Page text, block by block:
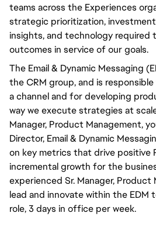
teams across the Experiences
strategic prioritization,
insights, and technology required
outcomes in service of our goals.
The Email & Dynamic Messaging
the CRM group, and is
a channel and for developing
way we execute strategies at
Manager, Product Management,
Director, Email & Dynamic
on key metrics that drive positive
incremental growth for the
experienced Sr. Manager, Product
lead and innovate within the EDM
role, 3 days in office per week.